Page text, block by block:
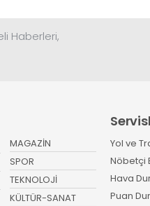
Haberleri,
MAGAZİN
SPOR
TEKNOLOJİ
KÜLTÜR-SANAT
Yol ve
Nöbetçi
Hava
Puan